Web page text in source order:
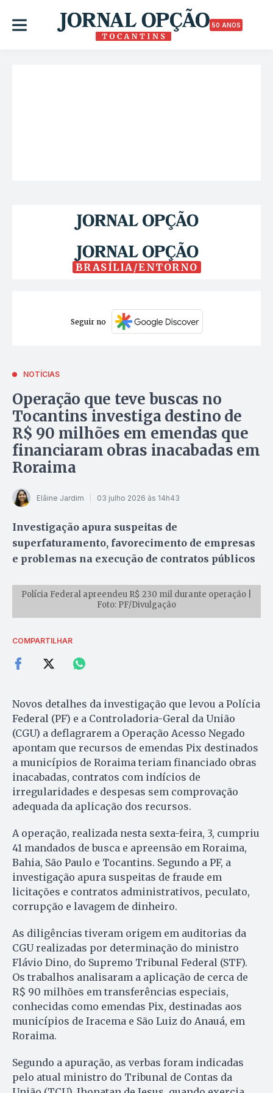
50 ANOS
BRASÍLIA/ENTORNO
Seguir no
NOTÍCIAS
Operação que teve buscas no
Tocantins investiga destino de
R$ 90 milhões em emendas que
financiaram obras inacabadas em
Roraima
Elâine Jardim 03 julho 2026 às 14h43
Investigação apura suspeitas de
superfaturamento, favorecimento de empresas
e problemas na execução de contratos públicos
Polícia Federal apreendeu R$ 230 mil durante operação |
Foto: PF/Divulgação
COMPARTILHAR
Novos detalhes da investigação que levou a Polícia
Federal (PF) e a Controladoria-Geral da União
(CGU) a deflagrarem a Operação Acesso Negado
apontam que recursos de emendas Pix destinados
a municípios de Roraima teriam financiado obras
inacabadas, contratos com indícios de
irregularidades e despesas sem comprovação
adequada da aplicação dos recursos.
A operação, realizada nesta sexta-feira, 3, cumpriu
41 mandados de busca e apreensão em Roraima,
Bahia, São Paulo e Tocantins. Segundo a PF, a
investigação apura suspeitas de fraude em
licitações e contratos administrativos, peculato,
corrupção e lavagem de dinheiro.
As diligências tiveram origem em auditorias da
CGU realizadas por determinação do ministro
Flávio Dino, do Supremo Tribunal Federal (STF).
Os trabalhos analisaram a aplicação de cerca de
R$ 90 milhões em transferências especiais,
conhecidas como emendas Pix, destinadas aos
municípios de Iracema e São Luiz do Anauá, em
Roraima.
Segundo a apuração, as verbas foram indicadas
pelo atual ministro do Tribunal de Contas da